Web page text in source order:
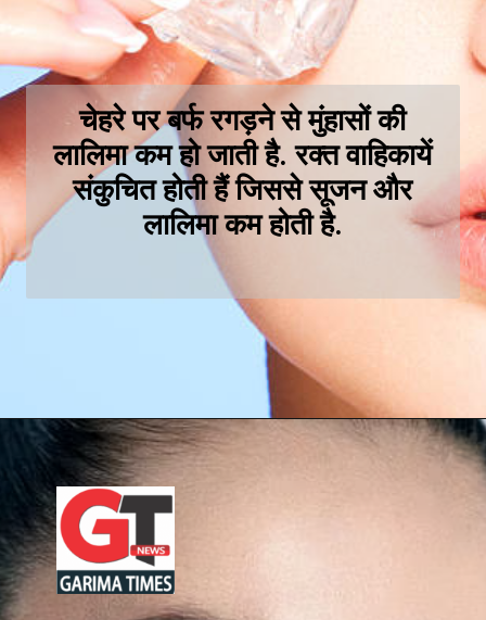
चेहरे पर बर्फ रगड़ने से मुंहासों की
लालिमा कम हो जाती है. रक्त वाहिकायें
संकुचित होती हैं जिससे सूजन और
लालिमा कम होती है.